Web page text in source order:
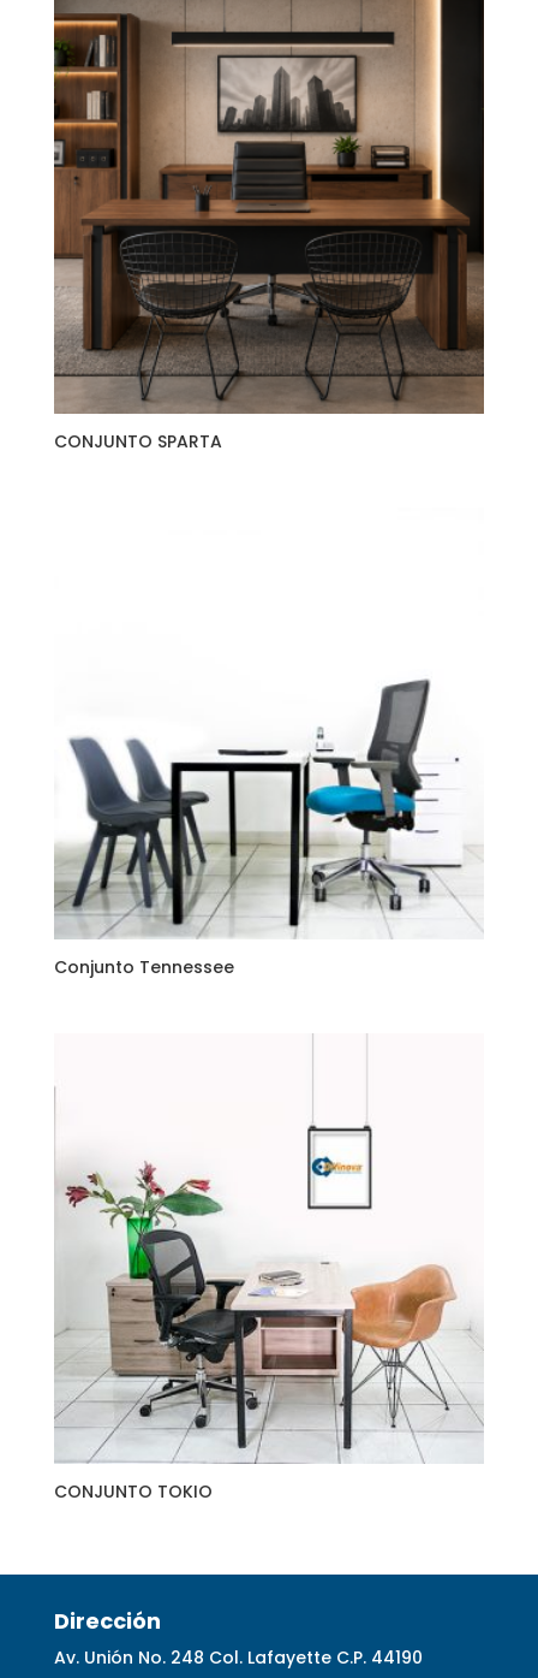
CONJUNTO SPARTA
Conjunto Tennessee
CONJUNTO TOKIO
Dirección
Av. Unión No. 248 Col. Lafayette C.P. 44190